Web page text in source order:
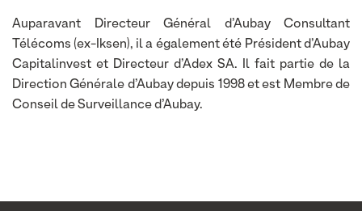
Auparavant Directeur Général d’Aubay Consultant
Télécoms (ex-Iksen), il a également été Président d’Aubay
Capitalinvest et Directeur d’Adex SA. Il fait partie de la
Direction Générale d’Aubay depuis 1998 et est Membre de
Conseil de Surveillance d’Aubay.